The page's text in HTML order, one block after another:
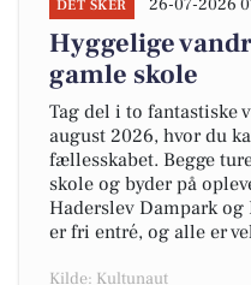
DET SKER 26-07-2026
Hyggelige
gamle skole
Tag del i to fantastiske
august 2026, hvor du
fællesskabet. Begge
skole og byder på
Haderslev Dampark
er fri entré, og alle er
Kilde: Kultunaut